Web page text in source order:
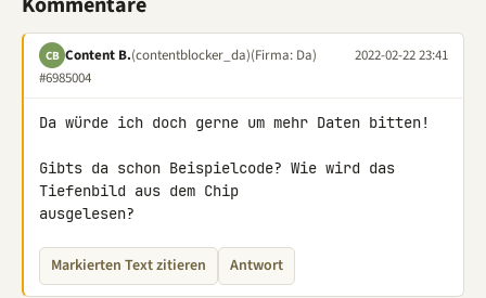
CB Content B.(contentblocker_da)(Firma: Da)
2022-02-22 23:41
#6985004
Da würde ich doch gerne um mehr Daten bitten!
Gibts da schon Beispielcode? Wie wird das
Tiefenbild aus dem Chip
ausgelesen?
Markierten Text zitieren Antwort